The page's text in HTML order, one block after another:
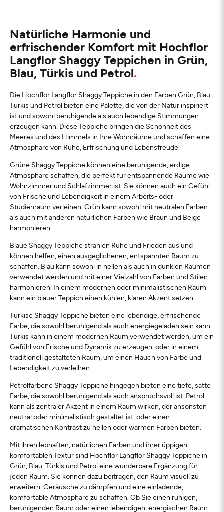
Natürliche Harmonie und
erfrischender Komfort mit Hochflor
Langflor Shaggy Teppichen in Grün,
Blau, Türkis und Petrol
Die Hochflor Langflor Shaggy Teppiche in den Farben Grün, Blau,
Türkis und Petrol bieten eine Palette, die von der Natur inspiriert
ist und sowohl beruhigende als auch lebendige Stimmungen
erzeugen kann. Diese Teppiche bringen die Schönheit des
Meeres und des Himmels in Ihre Wohnräume und schaffen eine
Atmosphäre von Ruhe, Erfrischung und Lebensfreude.
Grüne Shaggy Teppiche können eine beruhigende, erdige
Atmosphäre schaffen, die perfekt für entspannende Räume wie
Wohnzimmer und Schlafzimmer ist. Sie können auch ein Gefühl
von Frische und Lebendigkeit in einem Arbeits- oder
Studienraum verleihen. Grün kann sowohl mit neutralen Farben
als auch mit anderen natürlichen Farben wie Braun und Beige
harmonieren.
Blaue Shaggy Teppiche strahlen Ruhe und Frieden aus und
können helfen, einen ausgeglichenen, entspannten Raum zu
schaffen. Blau kann sowohl in hellen als auch in dunklen Räumen
verwendet werden und mit einer Vielzahl von Farben und Stilen
harmonieren. In einem modernen oder minimalistischen Raum
kann ein blauer Teppich einen kühlen, klaren Akzent setzen.
Türkise Shaggy Teppiche bieten eine lebendige, erfrischende
Farbe, die sowohl beruhigend als auch energiegeladen sein kann.
Türkis kann in einem modernen Raum verwendet werden, um ein
Gefühl von Frische und Dynamik zu erzeugen, oder in einem
traditionell gestalteten Raum, um einen Hauch von Farbe und
Lebendigkeit zu verleihen.
Petrolfarbene Shaggy Teppiche hingegen bieten eine tiefe, satte
Farbe, die sowohl beruhigend als auch anspruchsvoll ist. Petrol
kann als zentraler Akzent in einem Raum wirken, der ansonsten
neutral oder minimalistisch gestaltet ist, oder einen
dramatischen Kontrast zu hellen oder warmen Farben bieten.
Mit ihren lebhaften, natürlichen Farben und ihrer üppigen,
komfortablen Textur sind Hochflor Langflor Shaggy Teppiche in
Grün, Blau, Türkis und Petrol eine wunderbare Ergänzung für
jeden Raum. Sie können dazu beitragen, den Raum visuell zu
erweitern, Geräusche zu dämpfen und eine einladende,
komfortable Atmosphäre zu schaffen. Ob Sie einen ruhigen,
beruhigenden Raum oder einen lebendigen, energischen Raum